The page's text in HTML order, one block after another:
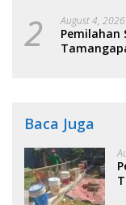
2 August 4, 2026
Pemilahan
Baca Juga